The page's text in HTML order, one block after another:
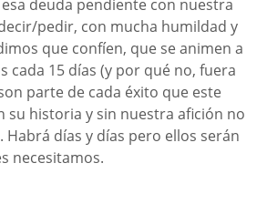
deuda pendiente con nuestra
pedir, con mucha humildad y
que confíen, que se animen a
cada 15 días (y por qué no, fuera
parte de cada éxito que este
su historia y sin nuestra afición no
Habrá días y días pero ellos serán
necesitamos.